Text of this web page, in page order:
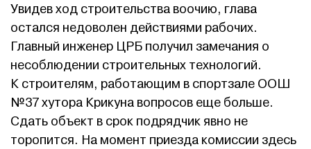
Увидев ход строительства воочию, глава
остался недоволен действиями рабочих.
Главный инженер ЦРБ получил замечания о
несоблюдении строительных технологий.
К строителям, работающим в спортзале ООШ
№37 хутора Крикуна вопросов еще больше.
Сдать объект в срок подрядчик явно не
торопится. На момент приезда комиссии здесь